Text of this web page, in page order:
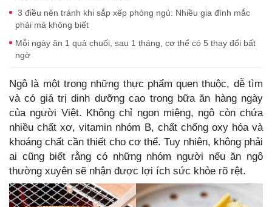
3 điều nên tránh khi sắp xếp phòng ngủ: Nhiều gia đình mắc
phải mà không biết
Mỗi ngày ăn 1 quả chuối, sau 1 tháng, cơ thể có 5 thay đổi bất
ngờ
Ngô là một trong những thực phẩm quen thuộc, dễ tìm
và có giá trị dinh dưỡng cao trong bữa ăn hàng ngày
của người Việt. Không chỉ ngon miệng, ngô còn chứa
nhiều chất xơ, vitamin nhóm B, chất chống oxy hóa và
khoáng chất cần thiết cho cơ thể. Tuy nhiên, không phải
ai cũng biết rằng có những nhóm người nếu ăn ngô
thường xuyên sẽ nhận được lợi ích sức khỏe rõ rệt.